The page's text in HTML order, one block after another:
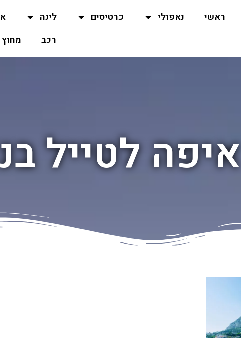
ראשי נאפולי כרטיסים לינה
רכב
איפה לטייל